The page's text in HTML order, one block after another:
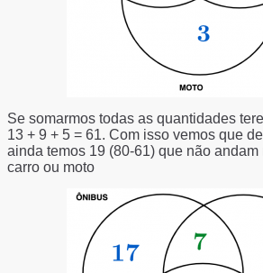
Se somarmos todas as quantidades
13 + 9 + 5 = 61. Com isso vemos que
ainda temos 19 (80-61) que não
carro ou moto